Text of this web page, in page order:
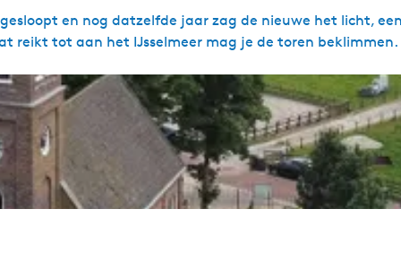
en nog datzelfde jaar zag de nieuwe het licht,
reikt tot aan het IJsselmeer mag je de toren beklimmen.